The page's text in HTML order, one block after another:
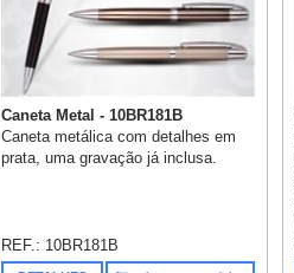
Caneta Metal - 10BR181B
Caneta metálica com detalhes em
prata, uma gravação já inclusa.
REF.: 10BR181B